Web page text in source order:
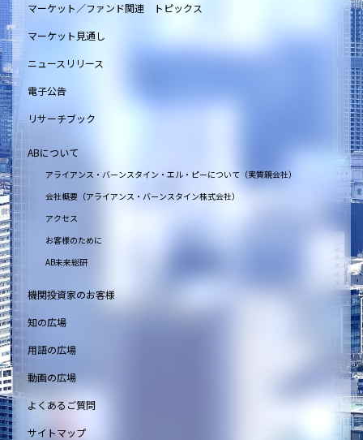
マーケット／ファンド関連 トピックス
マーケット見通し
ニュースリリース
電子公告
リサーチブック
ABについて
アライアンス・バーンスタイン・エル・ピーについて（実質親会社）
会社概要（アライアンス・バーンスタイン株式会社）
アクセス
お客様のために
AB未来総研
機関投資家のお客様
知の広場
用語の広場
動画の広場
よくあるご質問
サイトマップ